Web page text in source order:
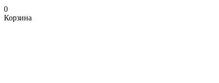
0
Корзина